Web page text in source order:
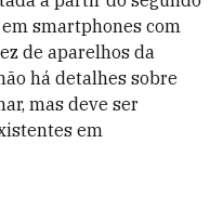
smartphones com
de aparelhos da
há detalhes sobre
mas deve ser
em